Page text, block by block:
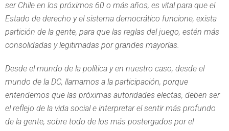
ser Chile en los próximos 60 o más años, es vital para que el
Estado de derecho y el sistema democrático funcione, exista
partición de la gente, para que las reglas del juego, estén más
consolidadas y legitimadas por grandes mayorías.
Desde el mundo de la política y en nuestro caso, desde el
mundo de la DC, llamamos a la participación, porque
entendemos que las próximas autoridades electas, deben ser
el reflejo de la vida social e interpretar el sentir más profundo
de la gente, sobre todo de los más postergados por el